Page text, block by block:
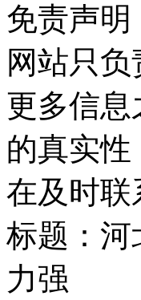
免责声
网站只
更多信
的真实
在及时联
标题：河
力